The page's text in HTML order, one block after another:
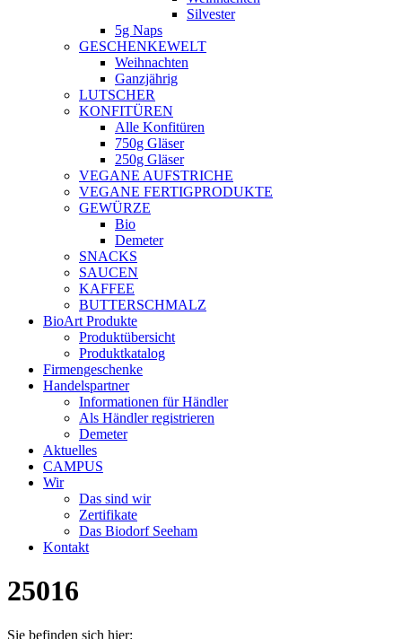
Silvester
5g Naps
GESCHENKEWELT
Weihnachten
Ganzjährig
LUTSCHER
KONFITÜREN
Alle Konfitüren
750g Gläser
250g Gläser
VEGANE AUFSTRICHE
VEGANE FERTIGPRODUKTE
GEWÜRZE
Bio
Demeter
SNACKS
SAUCEN
KAFFEE
BUTTERSCHMALZ
BioArt Produkte
Produktübersicht
Produktkatalog
Firmengeschenke
Handelspartner
Informationen für Händler
Als Händler registrieren
Demeter
Aktuelles
CAMPUS
Wir
Das sind wir
Zertifikate
Das Biodorf Seeham
Kontakt
25016
Sie befinden sich hier: